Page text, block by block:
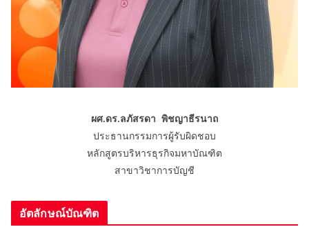
ผศ.ดร.ลภัสรดา พิชญาธีรนาถ
ประธานกรรมการผู้รับผิดชอบ
หลักสูตรบริหารธุรกิจมหาบัณฑิต
สาขาวิชาการบัญชี
อัตลักษณ์บัณฑิต